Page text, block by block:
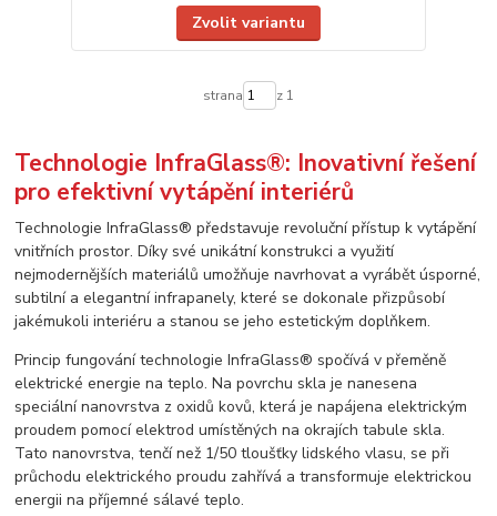
Zvolit variantu
strana z 1
Technologie InfraGlass®: Inovativní řešení
pro efektivní vytápění interiérů
Technologie InfraGlass® představuje revoluční přístup k vytápění
vnitřních prostor. Díky své unikátní konstrukci a využití
nejmodernějších materiálů umožňuje navrhovat a vyrábět úsporné,
subtilní a elegantní infrapanely, které se dokonale přizpůsobí
jakémukoli interiéru a stanou se jeho estetickým doplňkem.
Princip fungování technologie InfraGlass® spočívá v přeměně
elektrické energie na teplo. Na povrchu skla je nanesena
speciální nanovrstva z oxidů kovů, která je napájena elektrickým
proudem pomocí elektrod umístěných na okrajích tabule skla.
Tato nanovrstva, tenčí než 1/50 tloušťky lidského vlasu, se při
průchodu elektrického proudu zahřívá a transformuje elektrickou
energii na příjemné sálavé teplo.